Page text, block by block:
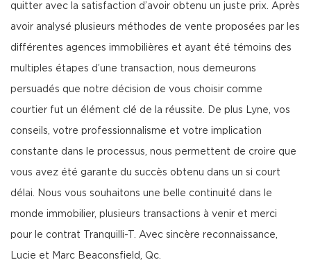
quitter avec la satisfaction d’avoir obtenu un juste prix. Après
avoir analysé plusieurs méthodes de vente proposées par les
différentes agences immobilières et ayant été témoins des
multiples étapes d’une transaction, nous demeurons
persuadés que notre décision de vous choisir comme
courtier fut un élément clé de la réussite. De plus Lyne, vos
conseils, votre professionnalisme et votre implication
constante dans le processus, nous permettent de croire que
vous avez été garante du succès obtenu dans un si court
délai. Nous vous souhaitons une belle continuité dans le
monde immobilier, plusieurs transactions à venir et merci
pour le contrat Tranquilli-T. Avec sincère reconnaissance,
Lucie et Marc Beaconsfield, Qc.